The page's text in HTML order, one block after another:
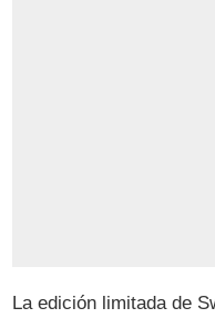
La edición limitada de